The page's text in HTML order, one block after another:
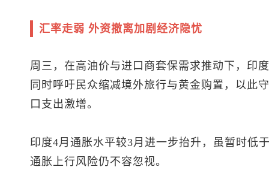
汇率走弱 外资撤离加剧经济隐忧
周三，在高油价与进口商套保需求推动下，印
同时呼吁民众缩减境外旅行与黄金购置，以此
口支出激增。
印度4月通胀水平较3月进一步抬升，虽暂时低
通胀上行风险仍不容忽视。